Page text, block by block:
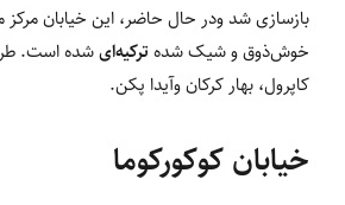
بازسازی شد ودر حال حاضر، این خیابان مرکز
خوش‌ذوق و شیک شده ترکیه‌ایشده است.
کاپرول، بهار کرکان وآیدا پکن.
خیابان کوکورکوما